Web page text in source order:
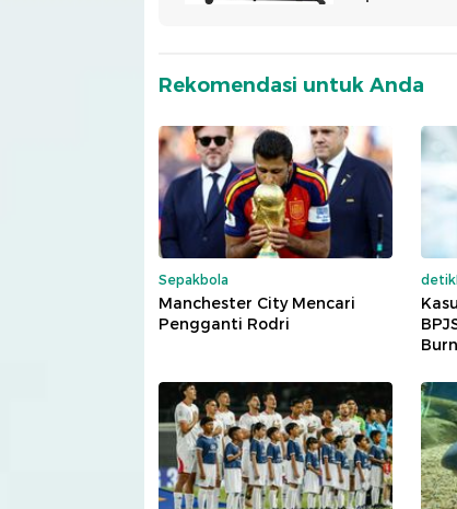
Rekomendasi untuk Anda
Sepakbola
Manchester City Mencari
Pengganti Rodri